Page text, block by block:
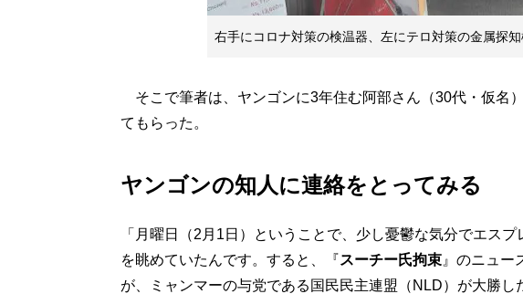
右手にコロナ対策の検温器、左にテロ対策の金属探
そこで筆者は、ヤンゴンに3年住む阿部さん（30代・仮名
てもらった。
ヤンゴンの知人に連絡をとってみる
「月曜日（2月1日）ということで、少し憂鬱な気分でエス
を眺めていたんです。すると、『スーチー氏拘束』のニュー
が、ミャンマーの与党である国民民主連盟（NLD）が大勝